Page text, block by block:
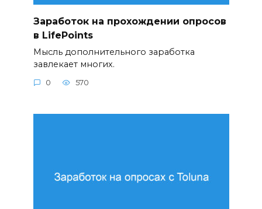
Заработок на прохождении опросов
в LifePoints
Мысль дополнительного заработка
завлекает многих.
0 570